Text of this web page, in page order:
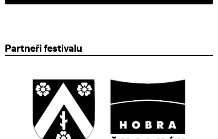
Partneři festivalu